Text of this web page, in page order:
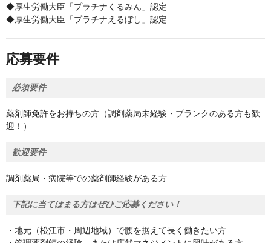
◆厚生労働大臣「プラチナくるみん」認定
◆厚生労働大臣「プラチナえるぼし」認定
応募要件
必須要件
薬剤師免許をお持ちの方（調剤薬局未経験・ブランクのある方も歓
迎！）
歓迎要件
調剤薬局・病院等での薬剤師経験がある方
下記に当てはまる方はぜひご応募ください！
・地元（松江市・周辺地域）で腰を据えて長く働きたい方